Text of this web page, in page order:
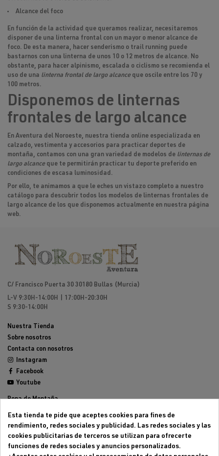
Alcance del foco
En función de la actividad que queramos realizar, necesitaremos
disponer de una linterna frontal con un mayor o menor alcance de
foco. De esta manera, hacer senderismo o trail running puede
bastarnos con una linterna de unos 10 o 12 metros de alcance. No
obstante, para hacer alpinismo, escalada o ciclismo se recomienda el
uso de una linterna frontal de largo alcanceque oscile entre los 70 y
100 metros.
Disponemos de linternas
frontales de largo alcance
En Aventura del Noroeste, nuestra tienda online especializada en
calzado, vestimenta y accesorios para practicar deportes de
montaña, contamos con una gran variedad de modelos de linternas de
largo alcanceque te permitirán practicar tu deporte preferido en
condiciones de escasa luminosidad.
Por ello, te animamos a que le eches un vistazo completo a nuestro
catálogo para descubrir todos los modelos de linternas frontales de
largo alcance de los que disponemos actualmente en nuestra página
web.
C/ Francisco Puerta 30 30180 Bullas (Murcia)
L-V 9:30H-14:00H | 17:00H-20:30H
S 9:30-14:00H
Nuestra Tienda
Sobre nosotros
Contacta con nosotros
Instagram
Facebook
Youtube
Ropa de Montaña
Mochilas de montaña
Equipamiento de Montaña
Trailrunning
Esta tienda te pide que aceptes cookies para fines de
rendimiento, redes sociales y publicidad. Las redes sociales y las
cookies publicitarias de terceros se utilizan para ofrecerte
funciones de redes sociales y anuncios personalizados.